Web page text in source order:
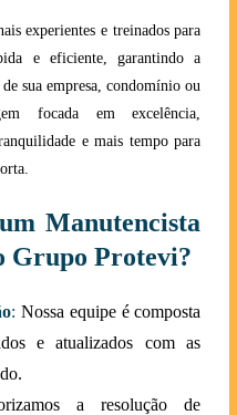
experientes e treinados para
e eficiente, garantindo a
sua empresa, condomínio ou
focada em excelência,
e mais tempo para
Manutencista
Grupo Protevi?
: Nossa equipe é composta
e atualizados com as
a resolução de